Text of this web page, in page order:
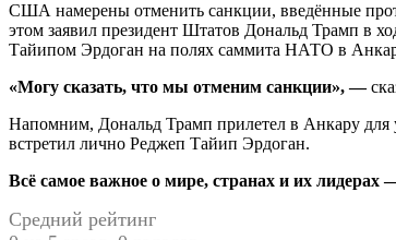
США намерены отменить санкции, введённые
этом заявил президент Штатов Дональд Трамп в
Тайипом Эрдоган на полях саммита НАТО в
«Могу сказать, что мы отменим санкции», —
Напомним, Дональд Трамп прилетел в Анкару для
встретил лично Реджеп Тайип Эрдоган.
Всё самое важное о мире, странах и их
Средний рейтинг